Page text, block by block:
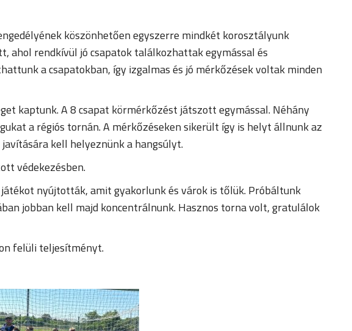
köszönhetően egyszerre mindkét korosztályunk
ahol rendkívül jó csapatok találkozhattak egymással és
a csapatokban, így izgalmas és jó mérkőzések voltak minden
kaptunk. A 8 csapat körmérkőzést játszott egymással. Néhány
a régiós tornán. A mérkőzéseken sikerült így is helyt állnunk az
kell helyeznünk a hangsúlyt.
védekezésben.
nyújtották, amit gyakorlunk és várok is tőlük. Próbáltunk
jobban kell majd koncentrálnunk. Hasznos torna volt, gratulálok
felüli teljesítményt.